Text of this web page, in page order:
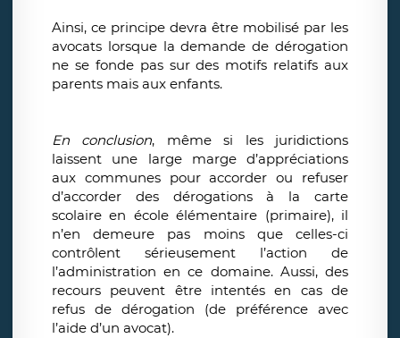
Ainsi, ce principe devra être mobilisé par les
avocats lorsque la demande de dérogation
ne se fonde pas sur des motifs relatifs aux
parents mais aux enfants.
En conclusion, même si les juridictions
laissent une large marge d’appréciations
aux communes pour accorder ou refuser
d’accorder des dérogations à la carte
scolaire en école élémentaire (primaire), il
n’en demeure pas moins que celles-ci
contrôlent sérieusement l’action de
l’administration en ce domaine. Aussi, des
recours peuvent être intentés en cas de
refus de dérogation (de préférence avec
l’aide d’un avocat).